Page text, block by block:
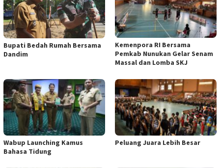
Bupati Bedah Rumah Bersama
Dandim
Kemenpora RI Bersama
Pemkab Nunukan Gelar Senam
Massal dan Lomba SKJ
Wabup Launching Kamus
Bahasa Tidung
Peluang Juara Lebih Besar